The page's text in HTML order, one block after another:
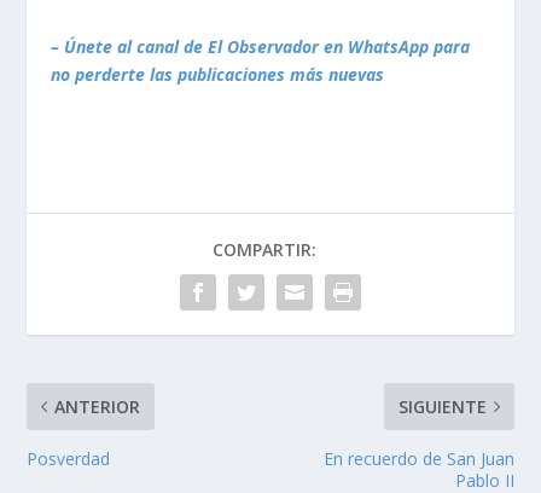
– Únete al canal de El Observador en WhatsApp para
no perderte las publicaciones más nuevas
COMPARTIR:
ANTERIOR
Posverdad
SIGUIENTE
En recuerdo de San Juan
Pablo II